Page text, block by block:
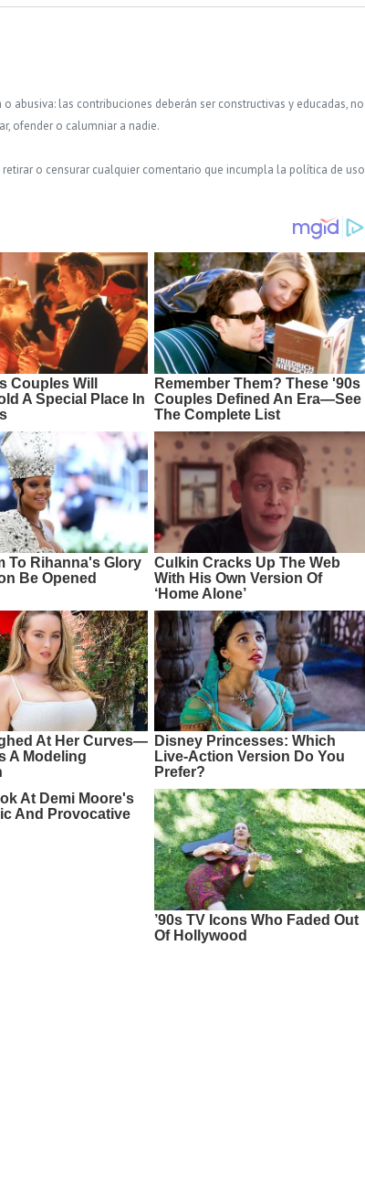
abusiva: las contribuciones deberán ser constructivas y educadas, no
ofender o calumniar a nadie.
o censurar cualquier comentario que incumpla la política de uso